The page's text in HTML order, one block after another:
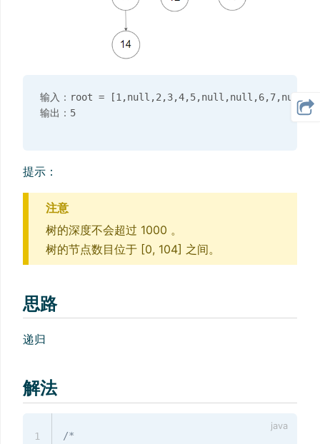
输入：root =
提示：
注意
树的深度不会超过 1000 。
树的节点数目位于 [0, 104] 之间。
思路
递归
解法
/*
1